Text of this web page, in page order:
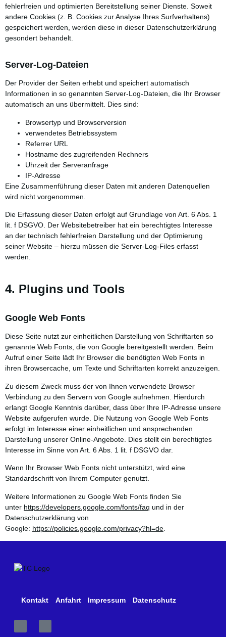
fehlerfreien und optimierten Bereitstellung seiner Dienste. Soweit
andere Cookies (z. B. Cookies zur Analyse Ihres Surfverhaltens)
gespeichert werden, werden diese in dieser Datenschutzerklärung
gesondert behandelt.
Server-Log-Dateien
Der Provider der Seiten erhebt und speichert automatisch
Informationen in so genannten Server-Log-Dateien, die Ihr Browser
automatisch an uns übermittelt. Dies sind:
Browsertyp und Browserversion
verwendetes Betriebssystem
Referrer URL
Hostname des zugreifenden Rechners
Uhrzeit der Serveranfrage
IP-Adresse
Eine Zusammenführung dieser Daten mit anderen Datenquellen
wird nicht vorgenommen.
Die Erfassung dieser Daten erfolgt auf Grundlage von Art. 6 Abs. 1
lit. f DSGVO. Der Websitebetreiber hat ein berechtigtes Interesse
an der technisch fehlerfreien Darstellung und der Optimierung
seiner Website – hierzu müssen die Server-Log-Files erfasst
werden.
4. Plugins und Tools
Google Web Fonts
Diese Seite nutzt zur einheitlichen Darstellung von Schriftarten so
genannte Web Fonts, die von Google bereitgestellt werden. Beim
Aufruf einer Seite lädt Ihr Browser die benötigten Web Fonts in
ihren Browsercache, um Texte und Schriftarten korrekt anzuzeigen.
Zu diesem Zweck muss der von Ihnen verwendete Browser
Verbindung zu den Servern von Google aufnehmen. Hierdurch
erlangt Google Kenntnis darüber, dass über Ihre IP-Adresse unsere
Website aufgerufen wurde. Die Nutzung von Google Web Fonts
erfolgt im Interesse einer einheitlichen und ansprechenden
Darstellung unserer Online-Angebote. Dies stellt ein berechtigtes
Interesse im Sinne von Art. 6 Abs. 1 lit. f DSGVO dar.
Wenn Ihr Browser Web Fonts nicht unterstützt, wird eine
Standardschrift von Ihrem Computer genutzt.
Weitere Informationen zu Google Web Fonts finden Sie
unter https://developers.google.com/fonts/faq und in der
Datenschutzerklärung von
Google: https://policies.google.com/privacy?hl=de
Kontakt Anfahrt Impressum Datenschutz